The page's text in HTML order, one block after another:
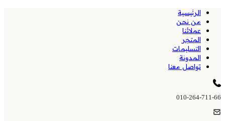
الرئيسية
من نحن
عملائنا
المتجر
التسليمات
المدونة
تواصل معنا
010-264-711-66